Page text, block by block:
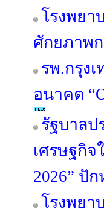
โรงพยา
ศักยภาพ
รพ.กรุง
อนาคต
รัฐบาลป
เศรษฐกิจ
2026” ปั
โรงพยา